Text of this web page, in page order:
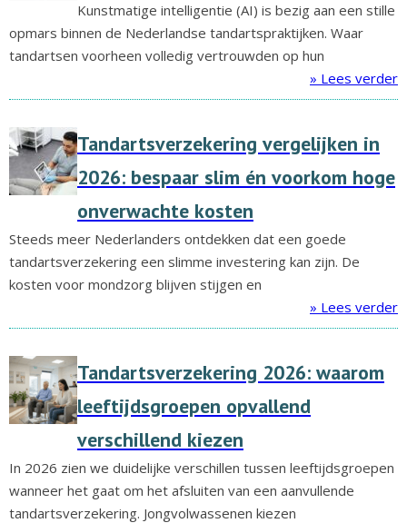
Kunstmatige intelligentie (AI) is bezig aan een stille
opmars binnen de Nederlandse tandartspraktijken. Waar
tandartsen voorheen volledig vertrouwden op hun
» Lees verder
Tandartsverzekering vergelijken in
2026: bespaar slim én voorkom hoge
onverwachte kosten
Steeds meer Nederlanders ontdekken dat een goede
tandartsverzekering een slimme investering kan zijn. De
kosten voor mondzorg blijven stijgen en
» Lees verder
Tandartsverzekering 2026: waarom
leeftijdsgroepen opvallend
verschillend kiezen
In 2026 zien we duidelijke verschillen tussen leeftijdsgroepen
wanneer het gaat om het afsluiten van een aanvullende
tandartsverzekering. Jongvolwassenen kiezen